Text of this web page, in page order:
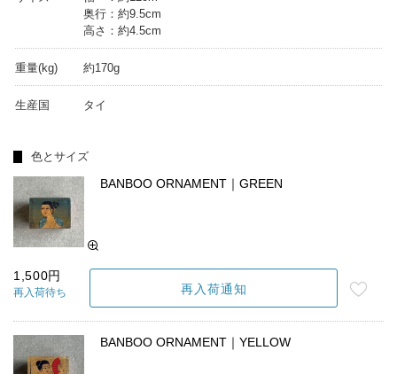
奥行：約9.5cm
高さ：約4.5cm
重量(kg) 約170g
生産国 タイ
色とサイズ
BANBOO ORNAMENT｜GREEN
1,500円
再入荷待ち 再入荷通知
BANBOO ORNAMENT｜YELLOW